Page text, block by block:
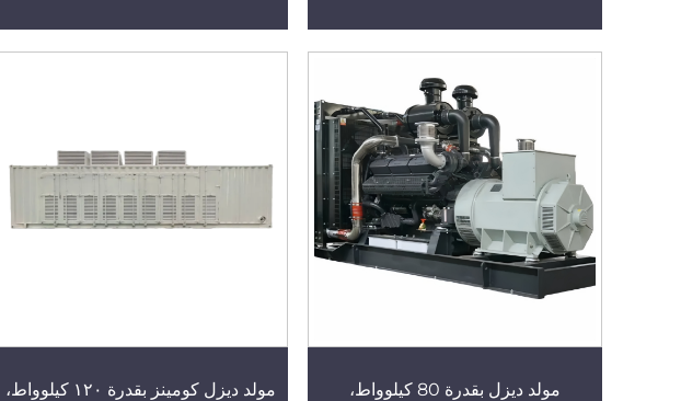
متواصلة
التوازي، مولد ديزل كومينز مُصدَّر إلى
جميع أنحاء العالم
مولد ديزل بقدرة 80 كيلوواط،
مولد ديزل كومينز بقدرة ١٢٠ كيلوواط،